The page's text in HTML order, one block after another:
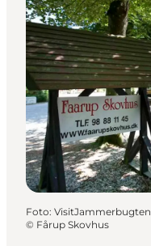
Foto: VisitJammerbugten
© Fårup Skovhus